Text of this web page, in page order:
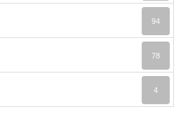
94
78
4